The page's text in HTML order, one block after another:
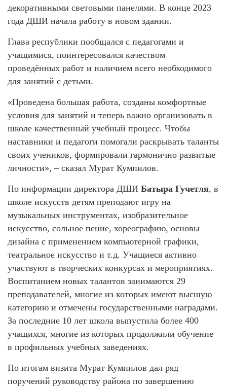
декоративными световыми панелями. В конце 2023
года ДШИ начала работу в новом здании.
Глава республики пообщался с педагогами и
учащимися, поинтересовался качеством
проведённых работ и наличием всего необходимого
для занятий с детьми.
«Проведена большая работа, созданы комфортные
условия для занятий и теперь важно организовать в
школе качественный учебный процесс. Чтобы
наставники и педагоги помогали раскрывать таланты
своих учеников, формировали гармонично развитые
личности», – сказал Мурат Кумпилов.
По информации директора ДШИ Батыра Гучетля, в
школе искусств детям преподают игру на
музыкальных инструментах, изобразительное
искусство, сольное пение, хореографию, основы
дизайна с применением компьютерной графики,
театральное искусство и т.д. Учащиеся активно
участвуют в творческих конкурсах и мероприятиях.
Воспитанием новых талантов занимаются 29
преподавателей, многие из которых имеют высшую
категорию и отмечены государственными наградами.
За последние 10 лет школа выпустила более 400
учащихся, многие из которых продолжили обучение
в профильных учебных заведениях.
По итогам визита Мурат Кумпилов дал ряд
поручений руководству района по завершению